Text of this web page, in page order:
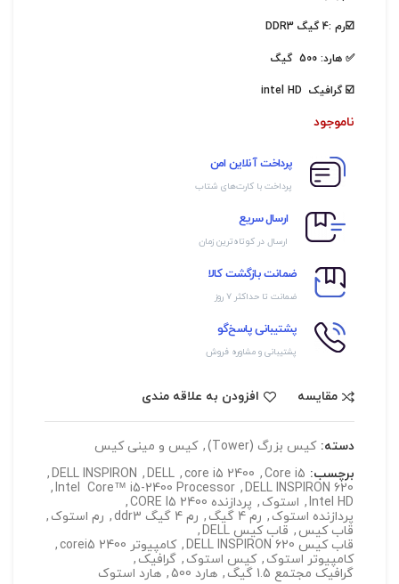
☑️رم :4 گیگ DDR3
✅ هارد: 500 گیگ
☑️ گرافیک intel HD
ناموجود
پرداخت آنلاین امن
پرداخت با کارت‌های شتاب
ارسال سریع
ارسال در کوتاه‌ترین زمان
ضمانت بازگشت کالا
ضمانت تا حداکثر ۷ روز
پشتیبانی پاسخ‌گو
پشتیبانی و مشاوره فروش
مقایسه افزودن به علاقه مندی
دسته: کیس بزرگ (Tower) , کیس و مینی کیس
برچسب: Core i5
,
core i5 2400
,
DELL
,
DELL INSPIRON
,
DELL INSPIRON 620
,
Intel Core™ i5-2400 Processor
,
Intel HD
, استوک , پردازنده CORE I5 2400
,
پردازنده استوک , رم 4 گیگ , رم 4 گیگ ddr3 , رم استوک ,
قاب کیس , قاب کیس DELL
,
قاب کیس DELL INSPIRON 620
, کامپیوتر corei5 2400
,
کامپیوتر استوک , کیس استوک , گرافیک ,
گرافیک مجتمع 1.5 گیگ
, هارد 500 , هارد استوک